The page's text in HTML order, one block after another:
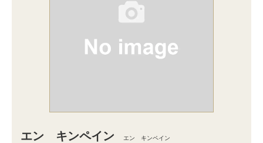
エン キンペイン エン キンペイン